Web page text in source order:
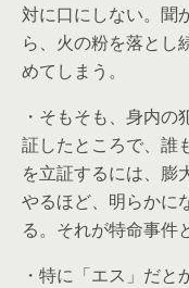
対に口にしない。聞
ら、火の粉を落とし
めてしまう。
・そもそも、身内
証したところで、誰
を立証するには、膨
やるほど、明らかに
る。それが特命事件
・特に「エス」だ